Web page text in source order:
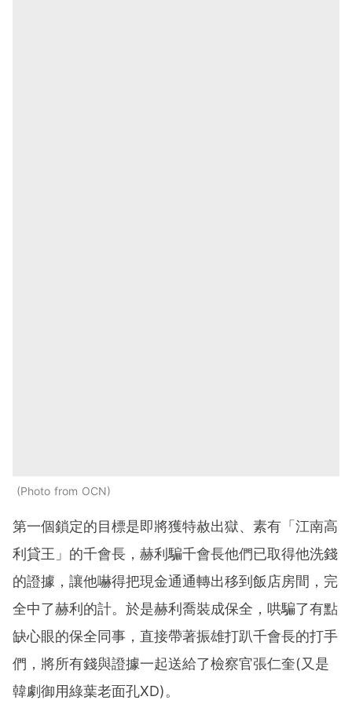
Photo from OCN
第一個鎖定的目標是即將獲特赦出獄、素有「江南高
利貸王」的千會長，赫利騙千會長他們已取得他洗錢
的證據，讓他嚇得把現金通通轉出移到飯店房間，完
全中了赫利的計。於是赫利喬裝成保全，哄騙了有點
缺心眼的保全同事，直接帶著振雄打趴千會長的打手
們，將所有錢與證據一起送給了檢察官張仁奎(又是
韓劇御用綠葉老面孔XD)。